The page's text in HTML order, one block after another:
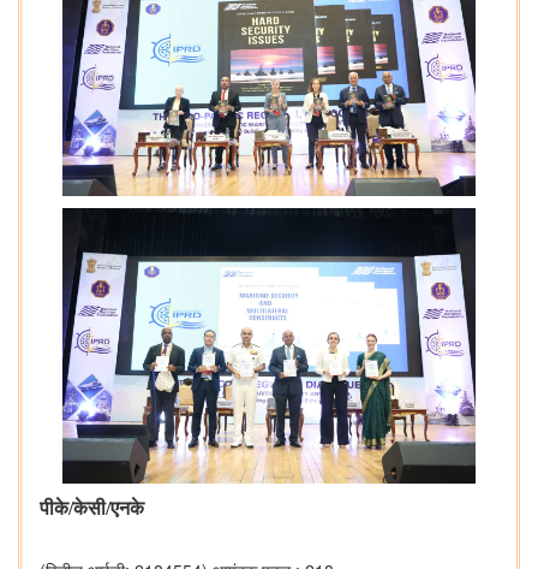
पीके/केसी/एनके